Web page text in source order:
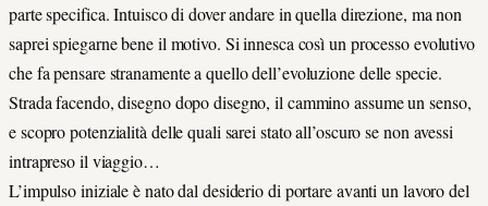
parte specifica. Intuisco di dover andare in quella direzione, ma non
saprei spiegarne bene il motivo. Si innesca così un processo evolutivo
che fa pensare stranamente a quello dell’evoluzione delle specie.
Strada facendo, disegno dopo disegno, il cammino assume un senso,
e scopro potenzialità delle quali sarei stato all’oscuro se non avessi
intrapreso il viaggio…
L’impulso iniziale è nato dal desiderio di portare avanti un lavoro del